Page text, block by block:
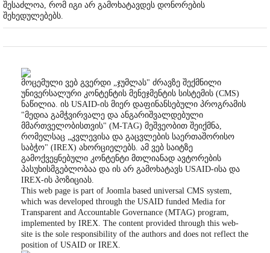
შესაძლოა, რომ იგი არ გამოხატავდეს დონორების
შეხედულებებს.
მოცემული ვებ გვერდი „ჯუმლას" ძრავზე შექმნილი
უნივერსალური კონტენტის მენეჯმენტის სისტემის (CMS)
ნაწილია. ის USAID-ის მიერ დაფინანსებული პროგრამის
"მედია გამჭვირვალე და ანგარიშვალდებული
მმართველობისთვის" (M-TAG) მეშვეობით შეიქმნა,
რომელსაც „კვლევისა და გაცვლების საერთაშორისო
საბჭო" (IREX) ახორციელებს. ამ ვებ საიტზე
გამოქვეყნებული კონტენტი მთლიანად ავტორების
პასუხისმგებლობაა და ის არ გამოხატავს USAID-ისა და
IREX-ის პოზიციას.
This web page is part of Joomla based universal CMS system,
which was developed through the USAID funded Media for
Transparent and Accountable Governance (MTAG) program,
implemented by IREX. The content provided through this web-
site is the sole responsibility of the authors and does not reflect the
position of USAID or IREX.